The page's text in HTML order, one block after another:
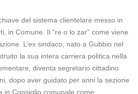
del sistema clientelare messo in
in Comune. Il “re o lo zar” come viene
L’ex sindaco, nato a Gubbio nel
la sua intera carriera politica nella
diventa segretario cittadino
dopo aver guidato per anni la sezione
in Consiglio comunale come